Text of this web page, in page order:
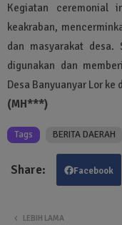
Kegiatan ceremonial
keakraban,
dan masyarakat
digunakan dan
Desa Banyuanyar Lor ke
(MH***)
Tags BERITA DAERAH
Facebook
LEBIH LAMA